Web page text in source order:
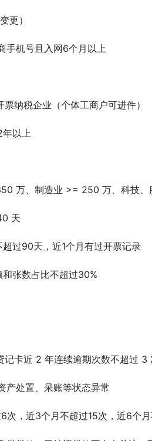
更）
手机号且入网6个月以上
纳税企业（个体工商户可进件）
以上
万、制造业 >= 250 万、科技
天
过90天，近1个月有过开票记录
张数占比不超过30%
记卡近 2 年连续逾期次数不超过
产处置、呆账等状态异常
次，近3个月不超过15次，近6个